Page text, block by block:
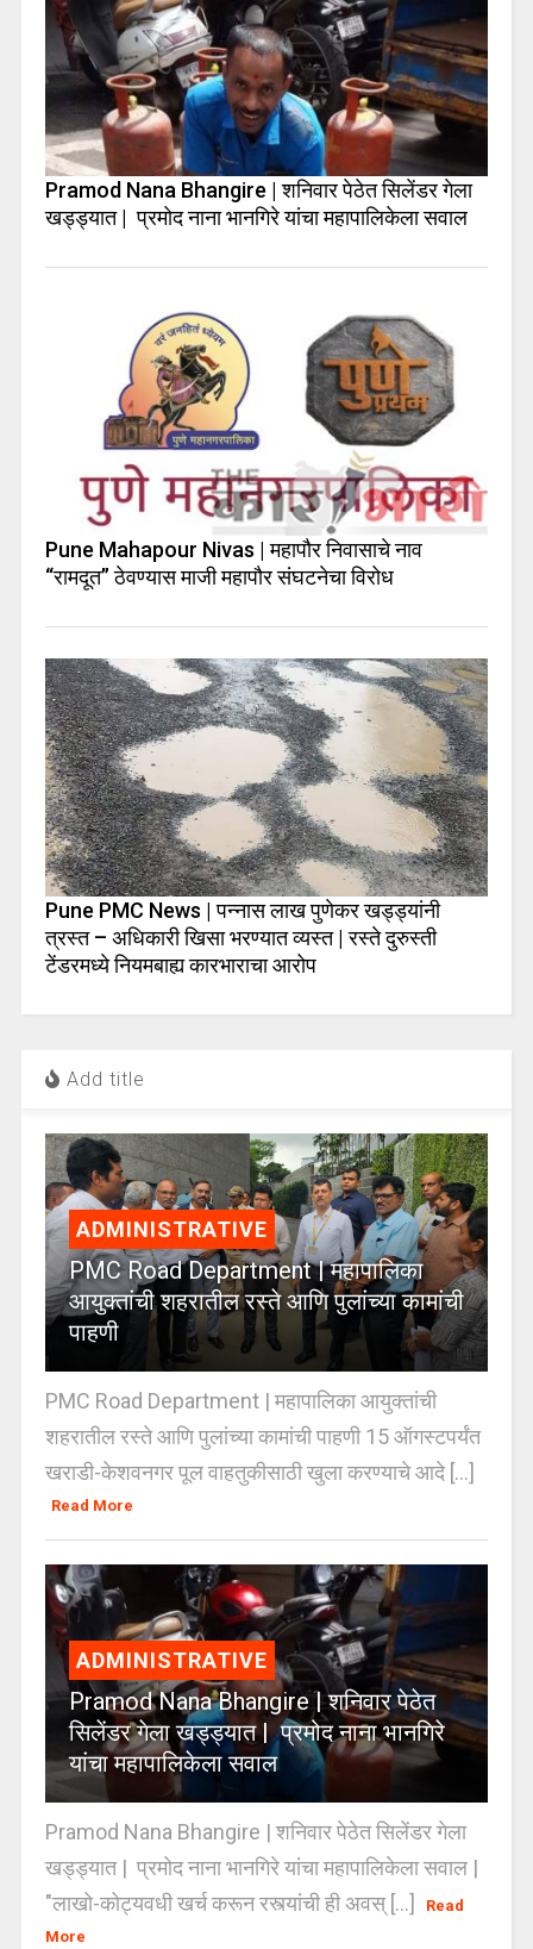
Pramod Nana Bhangire | शनिवार पेठेत सिलेंडर गेला
खड्ड्यात | प्रमोद नाना भानगिरे यांचा महापालिकेला सवाल
Pune Mahapour Nivas | महापौर निवासाचे नाव
“रामदूत” ठेवण्यास माजी महापौर संघटनेचा विरोध
Pune PMC News | पन्नास लाख पुणेकर खड्ड्यांनी
त्रस्त – अधिकारी खिसा भरण्यात व्यस्त | रस्ते दुरुस्ती
टेंडरमध्ये नियमबाह्य कारभाराचा आरोप
Add title
ADMINISTRATIVE
PMC Road Department | महापालिका
आयुक्तांची शहरातील रस्ते आणि पुलांच्या कामांची
पाहणी
PMC Road Department | महापालिका आयुक्तांची
शहरातील रस्ते आणि पुलांच्या कामांची पाहणी 15 ऑगस्टपर्यंत
खराडी-केशवनगर पूल वाहतुकीसाठी खुला करण्याचे आदे [...]
Read More
ADMINISTRATIVE
Pramod Nana Bhangire | शनिवार पेठेत
सिलेंडर गेला खड्ड्यात | प्रमोद नाना भानगिरे
यांचा महापालिकेला सवाल
Pramod Nana Bhangire | शनिवार पेठेत सिलेंडर गेला
खड्ड्यात | प्रमोद नाना भानगिरे यांचा महापालिकेला सवाल |
"लाखो-कोट्यवधी खर्च करून रस्त्यांची ही अवस् [...]
Read
More